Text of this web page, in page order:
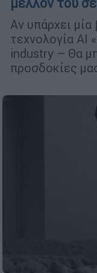
μέλλον του
Αν υπάρχει μία
τεχνολογία ΑΙ
industry – Θα
προσδοκίες